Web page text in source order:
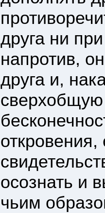
друга ни
напротив,
друга и,
осознать и
чьим